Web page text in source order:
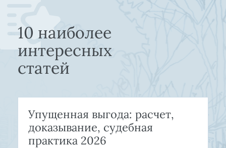
10 наиболее
интересных
статей
Упущенная выгода: расчет,
доказывание, судебная
практика 2026